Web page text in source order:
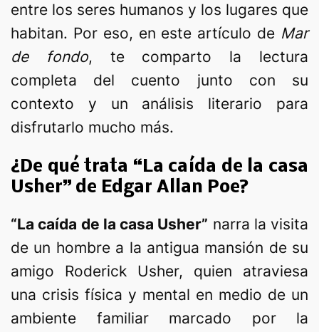
entre los seres humanos y los lugares que
habitan. Por eso, en este artículo de Mar
de fondo, te comparto la lectura
completa del cuento junto con su
contexto y un análisis literario para
disfrutarlo mucho más.
¿De qué trata “La caída de la casa
Usher” de Edgar Allan Poe?
“La caída de la casa Usher” narra la visita
de un hombre a la antigua mansión de su
amigo Roderick Usher, quien atraviesa
una crisis física y mental en medio de un
ambiente familiar marcado por la